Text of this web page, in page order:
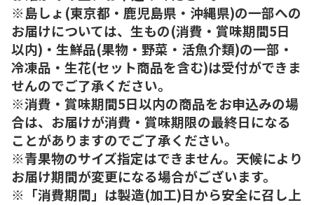
※島しょ(東京都・鹿児島県・沖縄県)の一部への
お届けについては、生もの(消費・賞味期間5日
以内)・生鮮品(果物・野菜・活魚介類)の一部・
冷凍品・生花(セット商品を含む)は受付ができま
せんのでご了承ください。
※消費・賞味期間5日以内の商品をお申込みの場
合は、お届けが消費・賞味期限の最終日になる
ことがありますのでご了承ください。
※青果物のサイズ指定はできません。天候により
お届け期間が変更になる場合がございます。
※「消費期間」は製造(加工)日から安全に召し上